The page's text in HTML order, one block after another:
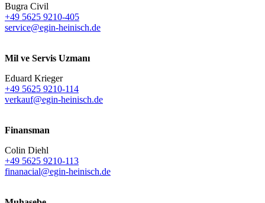
Bugra Civil
+49 5625 9210-405
service@egin-heinisch.de
Mil ve Servis Uzmanı
Eduard Krieger
+49 5625 9210-114
verkauf@egin-heinisch.de
Finansman
Colin Diehl
+49 5625 9210-113
finanacial@egin-heinisch.de